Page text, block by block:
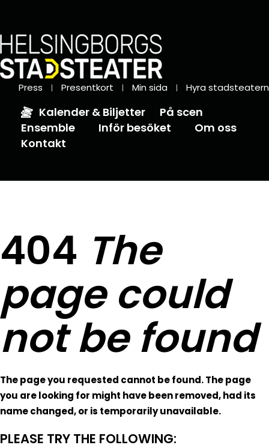
Press Presentkort Min sida Hyra stadsteatern
Kalender & Biljetter
På scen
Ensemble
Inför besöket
Om oss
Kontakt
404 The
page could
not be found
The page you requested cannot be found. The page
you are looking for might have been removed, had its
name changed, or is temporarily unavailable.
PLEASE TRY THE FOLLOWING: